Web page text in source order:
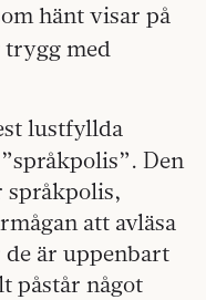
hänt visar på
trygg med
lustfyllda
Den
språkpolis,
att avläsa
de är uppenbart
påstår något